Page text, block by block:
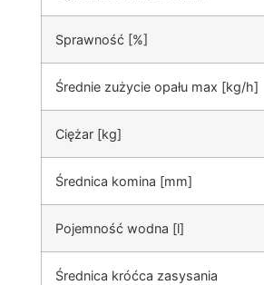
Sprawność [%]
Średnie zużycie opału max [kg/h]
Ciężar [kg]
Średnica komina [mm]
Pojemność wodna [l]
Średnica króćca zasysania